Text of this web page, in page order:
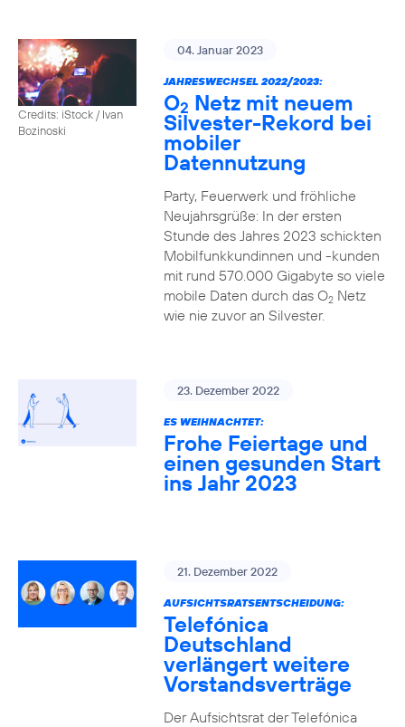
Credits: iStock / Ivan
Bozinoski
04. Januar 2023
JAHRESWECHSEL 2022/2023:
O2 Netz mit neuem
Silvester-Rekord bei
mobiler
Datennutzung
Party, Feuerwerk und fröhliche
Neujahrsgrüße: In der ersten
Stunde des Jahres 2023 schickten
Mobilfunkkundinnen und -kunden
mit rund 570.000 Gigabyte so viele
mobile Daten durch das O2Netz
wie nie zuvor an Silvester.
23. Dezember 2022
ES WEIHNACHTET:
Frohe Feiertage und
einen gesunden Start
ins Jahr 2023
21. Dezember 2022
AUFSICHTSRATSENTSCHEIDUNG:
Telefónica
Deutschland
verlängert weitere
Vorstandsverträge
Der Aufsichtsrat der Telefónica